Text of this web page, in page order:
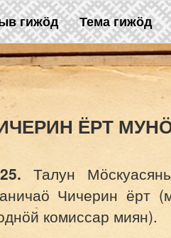
гижӧд Тема гижӧд
ЁРТ
Талун
Чичерин ёрт
комиссар миян).